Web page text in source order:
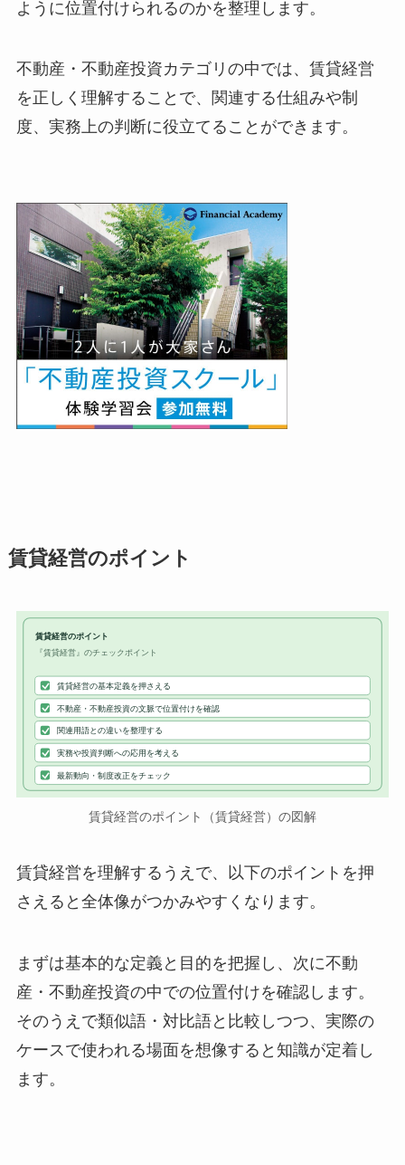
ように位置付けられるのかを整理します。
不動産・不動産投資カテゴリの中では、賃貸経営
を正しく理解することで、関連する仕組みや制
度、実務上の判断に役立てることができます。
賃貸経営のポイント
賃貸経営のポイント
『賃貸経営』のチェックポイント
賃貸経営の基本定義を押さえる
不動産・不動産投資の文脈で位置付けを確認
関連用語との違いを整理する
実務や投資判断への応用を考える
最新動向・制度改正をチェック
賃貸経営のポイント（賃貸経営）の図解
賃貸経営を理解するうえで、以下のポイントを押
さえると全体像がつかみやすくなります。
まずは基本的な定義と目的を把握し、次に不動
産・不動産投資の中での位置付けを確認します。
そのうえで類似語・対比語と比較しつつ、実際の
ケースで使われる場面を想像すると知識が定着し
ます。